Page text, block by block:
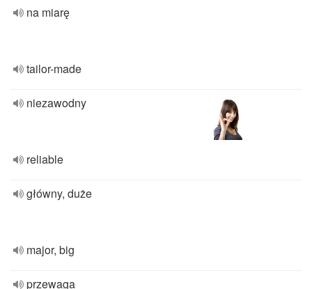
na miarę
tailor-made
niezawodny
reliable
główny, duże
major, big
przewaga